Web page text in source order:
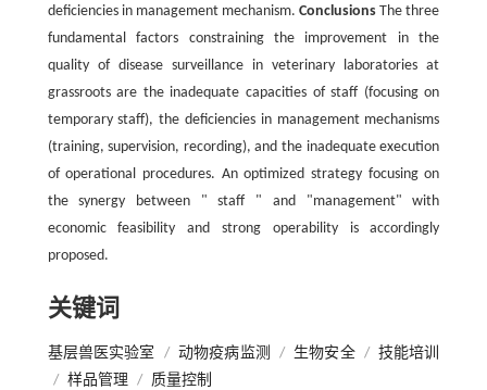
deficiencies in management mechanism.Conclusions The three
fundamental factors constraining the improvement in the
quality of disease surveillance in veterinary laboratories at
grassroots are the inadequate capacities of staff (focusing on
temporary staff), the deficiencies in management mechanisms
(training, supervision, recording), and the inadequate execution
of operational procedures. An optimized strategy focusing on
the synergy between " staff " and "management" with
economic feasibility and strong operability is accordingly
proposed.
关键词
基层兽医实验室 / 动物疫病监测 / 生物安全 / 技能培训
/ 样品管理 / 质量控制